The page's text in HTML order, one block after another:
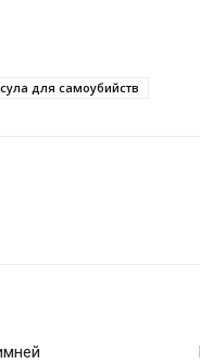
для самоубийств